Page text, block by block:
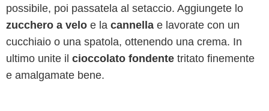
possibile, poi passatela al setaccio. Aggiungete lo
zucchero a velo e la cannella e lavorate con un
cucchiaio o una spatola, ottenendo una crema. In
ultimo unite il cioccolato fondente tritato finemente
e amalgamate bene.